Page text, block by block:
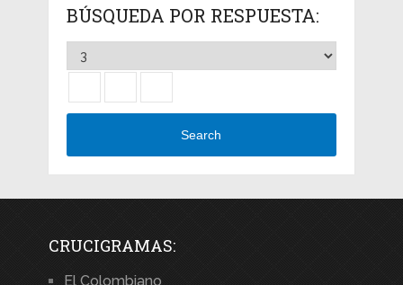
BÚSQUEDA POR RESPUESTA:
Search
CRUCIGRAMAS:
El Colombiano